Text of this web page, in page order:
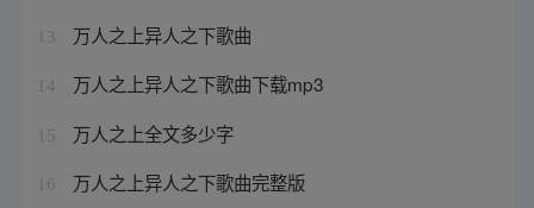
13 万人之上异人之下歌曲
14 万人之上异人之下歌曲下载mp3
15 万人之上全文多少字
16 万人之上异人之下歌曲完整版